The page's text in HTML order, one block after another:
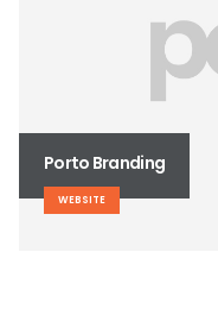
Porto Branding
WEBSITE